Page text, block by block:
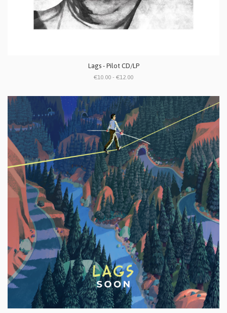
Lags - Pilot CD/LP
€10.00 - €12.00